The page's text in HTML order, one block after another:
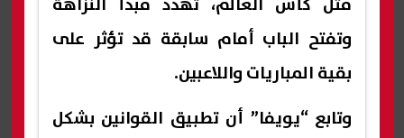
وتفتح الباب أمام سابقة قد تؤثر على
بقية المباريات واللاعبين.
وتابع “يويفا” أن تطبيق القوانين بشكل